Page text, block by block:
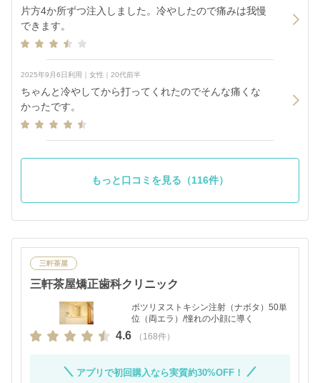
片方4か所ずつ注入しました。冷やしたので痛みは我慢
できます。
2025年9月6日利用｜女性｜20代前半
ちゃんと冷やしてから打ってくれたのでそんな痛くな
かったです。
もっと口コミを見る（116件）
三軒茶屋
三軒茶屋矯正歯科クリニック
ボツリヌストキシン注射（ナボタ）50単
位（両エラ）/憧れの小顔に導く
4.6 （168件）
アプリで初回購入なら実質約30%OFF！